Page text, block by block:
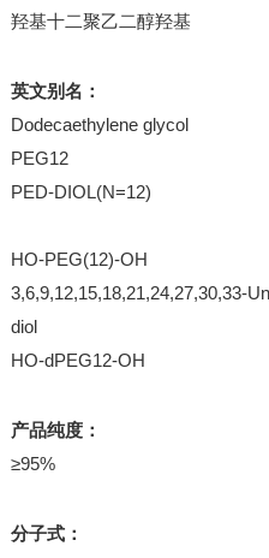
羟基十二聚乙二醇羟基
英文别名：
Dodecaethylene glycol
PEG12
PED-DIOL(N=12)
HO-PEG(12)-OH
3,6,9,12,15,18,21,24,27,30,33-
diol
HO-dPEG12-OH
产品纯度：
≥95%
分子式：